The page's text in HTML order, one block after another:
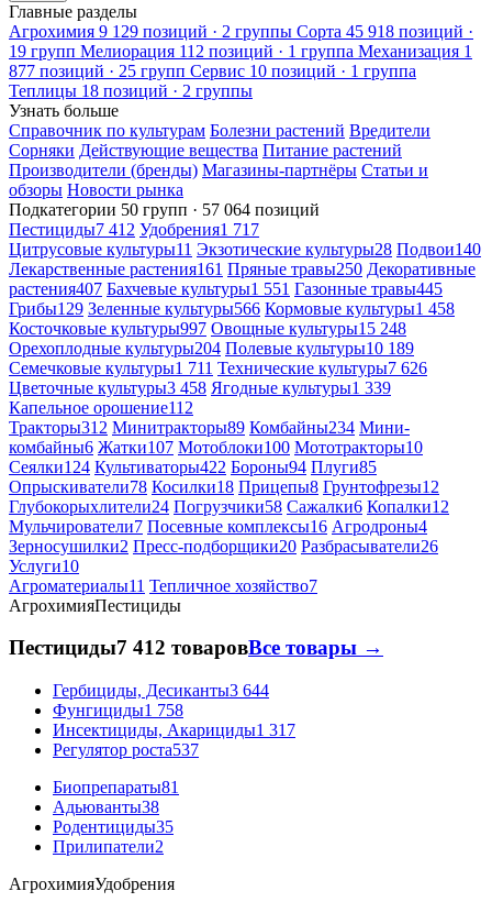
Главные разделы
Агрохимия 9 129 позиций · 2 группы Сорта 45 918 позиций ·
19 групп Мелиорация 112 позиций · 1 группа Механизация 1
877 позиций · 25 групп Сервис 10 позиций · 1 группа
Теплицы 18 позиций · 2 группы
Узнать больше
Справочник по культурам Болезни растений Вредители
Сорняки Действующие вещества Питание растений
Производители (бренды) Магазины-партнёры Статьи и
обзоры Новости рынка
Подкатегории 50 групп · 57 064 позиций
Пестициды7 412 Удобрения1 717
Цитрусовые культуры11 Экзотические культуры28 Подвои140
Лекарственные растения161 Пряные травы250 Декоративные
растения407 Бахчевые культуры1 551 Газонные травы445
Грибы129 Зеленные культуры566 Кормовые культуры1 458
Косточковые культуры997 Овощные культуры15 248
Орехоплодные культуры204 Полевые культуры10 189
Семечковые культуры1 711 Технические культуры7 626
Цветочные культуры3 458 Ягодные культуры1 339
Капельное орошение112
Тракторы312 Минитракторы89 Комбайны234 Мини-
комбайны6 Жатки107 Мотоблоки100 Мототракторы10
Сеялки124 Культиваторы422 Бороны94 Плуги85
Опрыскиватели78 Косилки18 Прицепы8 Грунтофрезы12
Глубокорыхлители24 Погрузчики58 Сажалки6 Копалки12
Мульчирователи7 Посевные комплексы16 Агродроны4
Зерносушилки2 Пресс-подборщики20 Разбрасыватели26
Услуги10
Агроматериалы11 Тепличное хозяйство7
АгрохимияПестициды
Пестициды7 412 товаровВсе товары →
Гербициды, Десиканты3 644
Фунгициды1 758
Инсектициды, Акарициды1 317
Регулятор роста537
Биопрепараты81
Адьюванты38
Родентициды35
Прилипатели2
АгрохимияУдобрения